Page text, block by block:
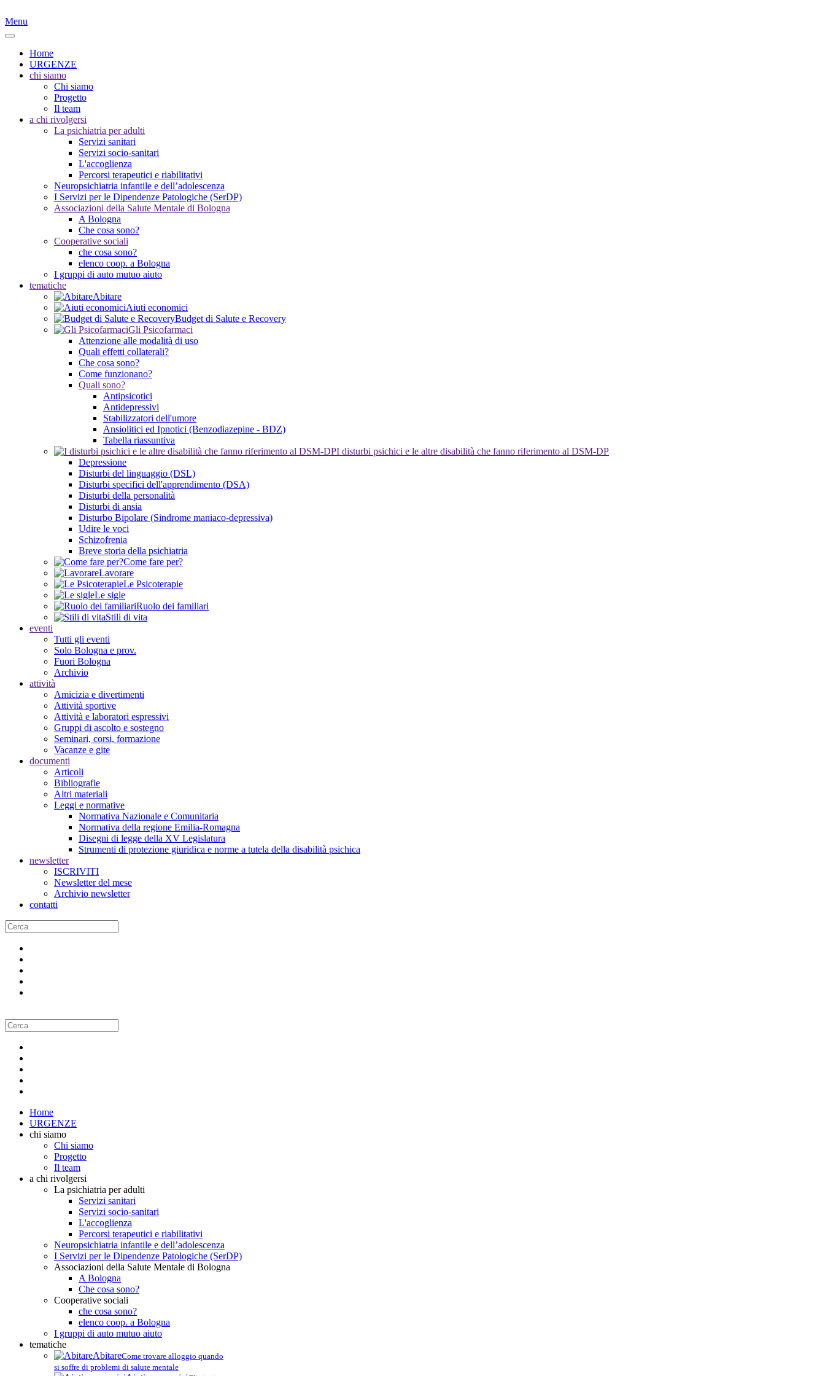
Menu
Home
URGENZE
chi siamo
Chi siamo
Progetto
Il team
a chi rivolgersi
La psichiatria per adulti
Servizi sanitari
Servizi socio-sanitari
L'accoglienza
Percorsi terapeutici e riabilitativi
Neuropsichiatria infantile e dell’adolescenza
I Servizi per le Dipendenze Patologiche (SerDP)
Associazioni della Salute Mentale di Bologna
A Bologna
Che cosa sono?
Cooperative sociali
che cosa sono?
elenco coop. a Bologna
I gruppi di auto mutuo aiuto
tematiche
Abitare
Aiuti economici
Budget di Salute e Recovery
Gli Psicofarmaci
Attenzione alle modalità di uso
Quali effetti collaterali?
Che cosa sono?
Come funzionano?
Quali sono?
Antipsicotici
Antidepressivi
Stabilizzatori dell'umore
Ansiolitici ed Ipnotici (Benzodiazepine - BDZ)
Tabella riassuntiva
I disturbi psichici e le altre disabilità che fanno riferimento al DSM-DP
Depressione
Disturbi del linguaggio (DSL)
Disturbi specifici dell'apprendimento (DSA)
Disturbi della personalità
Disturbi di ansia
Disturbo Bipolare (Sindrome maniaco-depressiva)
Udire le voci
Schizofrenia
Breve storia della psichiatria
Come fare per?
Lavorare
Le Psicoterapie
Le sigle
Ruolo dei familiari
Stili di vita
eventi
Tutti gli eventi
Solo Bologna e prov.
Fuori Bologna
Archivio
attività
Amicizia e divertimenti
Attività sportive
Attività e laboratori espressivi
Gruppi di ascolto e sostegno
Seminari, corsi, formazione
Vacanze e gite
documenti
Articoli
Bibliografie
Altri materiali
Leggi e normative
Normativa Nazionale e Comunitaria
Normativa della regione Emilia-Romagna
Disegni di legge della XV Legislatura
Strumenti di protezione giuridica e norme a tutela della disabilità psichica
newsletter
ISCRIVITI
Newsletter del mese
Archivio newsletter
contatti
Home
URGENZE
chi siamo
Chi siamo
Progetto
Il team
a chi rivolgersi
La psichiatria per adulti
Servizi sanitari
Servizi socio-sanitari
L'accoglienza
Percorsi terapeutici e riabilitativi
Neuropsichiatria infantile e dell’adolescenza
I Servizi per le Dipendenze Patologiche (SerDP)
Associazioni della Salute Mentale di Bologna
A Bologna
Che cosa sono?
Cooperative sociali
che cosa sono?
elenco coop. a Bologna
I gruppi di auto mutuo aiuto
tematiche
AbitareCome trovare alloggio quando
si soffre di problemi di salute mentale